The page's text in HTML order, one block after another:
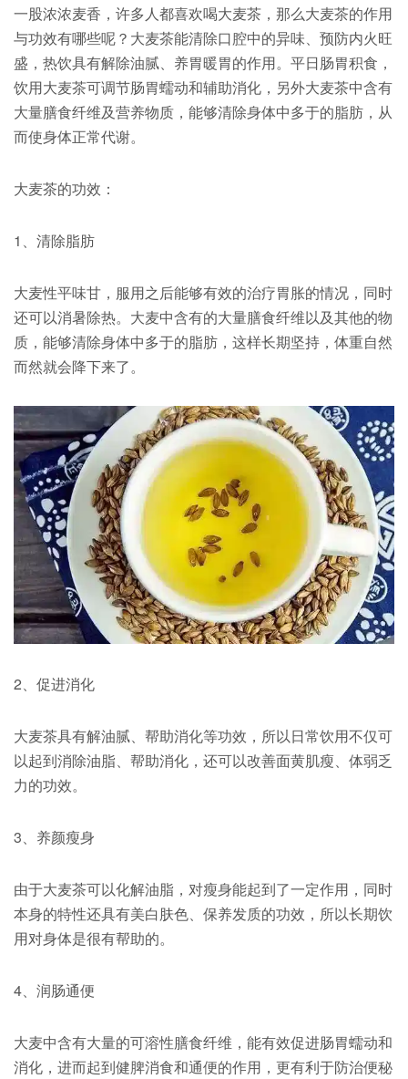
一股浓浓麦香，许多人都喜欢喝大麦茶，那么大麦茶的作用
与功效有哪些呢？大麦茶能清除口腔中的异味、预防内火旺
盛，热饮具有解除油腻、养胃暖胃的作用。平日肠胃积食，
饮用大麦茶可调节肠胃蠕动和辅助消化，另外大麦茶中含有
大量膳食纤维及营养物质，能够清除身体中多于的脂肪，从
而使身体正常代谢。
大麦茶的功效：
1、清除脂肪
大麦性平味甘，服用之后能够有效的治疗胃胀的情况，同时
还可以消暑除热。大麦中含有的大量膳食纤维以及其他的物
质，能够清除身体中多于的脂肪，这样长期坚持，体重自然
而然就会降下来了。
2、促进消化
大麦茶具有解油腻、帮助消化等功效，所以日常饮用不仅可
以起到消除油脂、帮助消化，还可以改善面黄肌瘦、体弱乏
力的功效。
3、养颜瘦身
由于大麦茶可以化解油脂，对瘦身能起到了一定作用，同时
本身的特性还具有美白肤色、保养发质的功效，所以长期饮
用对身体是很有帮助的。
4、润肠通便
大麦中含有大量的可溶性膳食纤维，能有效促进肠胃蠕动和
消化，进而起到健脾消食和通便的作用，更有利于防治便秘